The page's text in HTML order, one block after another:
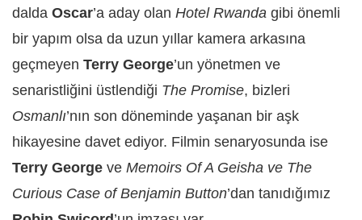
dalda Oscar’a aday olan Hotel Rwanda gibi önemli
bir yapım olsa da uzun yıllar kamera arkasına
geçmeyen Terry George’un yönetmen ve
senaristliğini üstlendiği The Promise, bizleri
Osmanlı’nın son döneminde yaşanan bir aşk
hikayesine davet ediyor. Filmin senaryosunda ise
Terry George ve Memoirs Of A Geisha ve The
Curious Case of Benjamin Button’dan tanıdığımız